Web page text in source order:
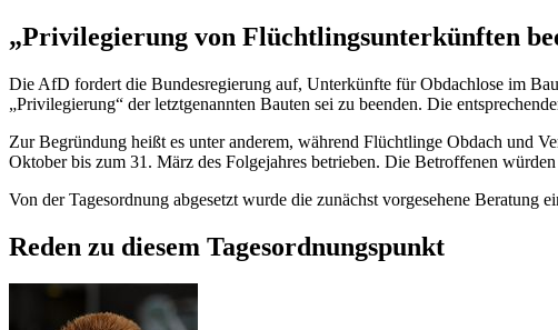
„Privilegierung von Flüchtlingsunterkünften
Die AfD fordert die Bundesregierung auf, Unterkünfte für Obdachlose im
„Privilegierung“ der letztgenannten Bauten sei zu beenden. Die
Zur Begründung heißt es unter anderem, während Flüchtlinge Obdach und
Oktober bis zum 31. März des Folgejahres betrieben. Die Betroffenen
Von der Tagesordnung abgesetzt wurde die zunächst vorgesehene
Reden zu diesem Tagesordnungspunkt